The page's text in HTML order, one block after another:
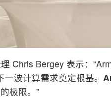
Chris Bergey 表示：
波计算需求奠定根基。
极限。”